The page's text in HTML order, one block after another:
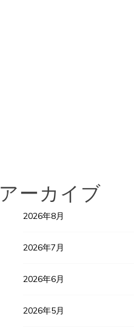
アーカイブ
2026年8月
2026年7月
2026年6月
2026年5月